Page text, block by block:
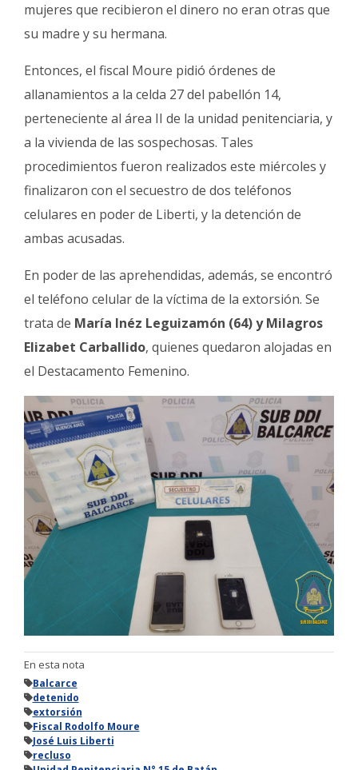
mujeres que recibieron el dinero no eran otras que
su madre y su hermana.
Entonces, el fiscal Moure pidió órdenes de
allanamientos a la celda 27 del pabellón 14,
perteneciente al área II de la unidad penitenciaria, y
a la vivienda de las sospechosas. Tales
procedimientos fueron realizados este miércoles y
finalizaron con el secuestro de dos teléfonos
celulares en poder de Liberti, y la detención de
ambas acusadas.
En poder de las aprehendidas, además, se encontró
el teléfono celular de la víctima de la extorsión. Se
trata de María Inéz Leguizamón (64) y Milagros
Elizabet Carballido, quienes quedaron alojadas en
el Destacamento Femenino.
En esta nota
Balcarce
detenido
extorsión
Fiscal Rodolfo Moure
José Luis Liberti
recluso